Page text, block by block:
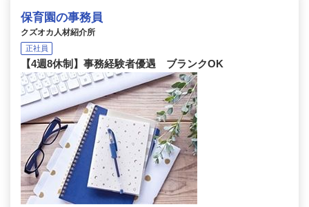
保育園の事務員
クズオカ人材紹介所
正社員
【4週8休制】事務経験者優遇 ブランクOK